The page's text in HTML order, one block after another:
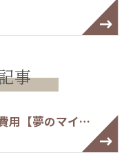
事
用【夢のマイ…